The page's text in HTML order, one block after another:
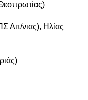
Αιτ/νιας), Ηλίας